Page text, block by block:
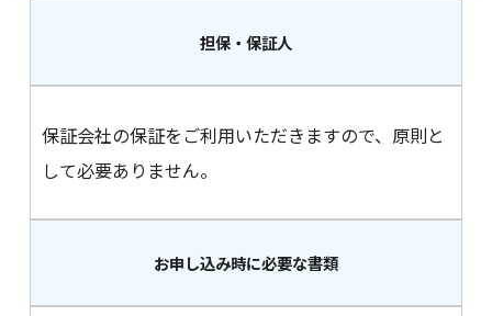
担保・保証人
保証会社の保証をご利用いただきますので、原則と
して必要ありません。
お申し込み時に必要な書類